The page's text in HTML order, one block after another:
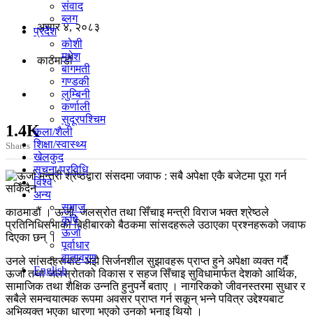
संवाद
ब्लग
प्रदेश
कोशी
मधेश
बागमती
गण्डकी
लुम्बिनी
कर्णाली
सुदूरपश्चिम
कला/शैली
शिक्षा/स्वास्थ्य
खेलकुद
सूचना/प्रविधि
विश्व
अन्य
समाज
कृषि
ऊर्जा
पूर्वाधार
वातावरण
English
असार ४, २०८३
काठमाडाैं
1.4K
Shares
काठमाडौं । ऊर्जा, जलस्रोत तथा सिँचाइ मन्त्री विराज भक्त श्रेष्ठले
प्रतिनिधिसभाको बिहीबारको बैठकमा सांसदहरूले उठाएका प्रश्नहरूको जवाफ
दिएका छन् ।
उनले सांसदहरूबाट अझै सिर्जनशील सुझावहरू प्राप्त हुने अपेक्षा व्यक्त गर्दै
ऊर्जा तथा जलस्रोतको विकास र सहज सिँचाइ सुविधामार्फत देशको आर्थिक,
सामाजिक तथा शैक्षिक उन्नति हुनुपर्ने बताए । नागरिकको जीवनस्तरमा सुधार र
सबैले समन्वयात्मक रूपमा अवसर प्राप्त गर्न सकून् भन्ने पवित्र उद्देश्यबाट
अभिव्यक्त भएका धारणा भएको उनको भनाइ थियो ।